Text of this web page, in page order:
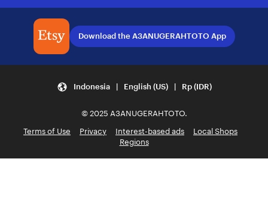
Download the A3ANUGERAHTOTO App
Indonesia | English (US) | Rp (IDR)
© 2025 A3ANUGERAHTOTO.
Terms of Use
Privacy Interest-based ads
Local Shops
Regions